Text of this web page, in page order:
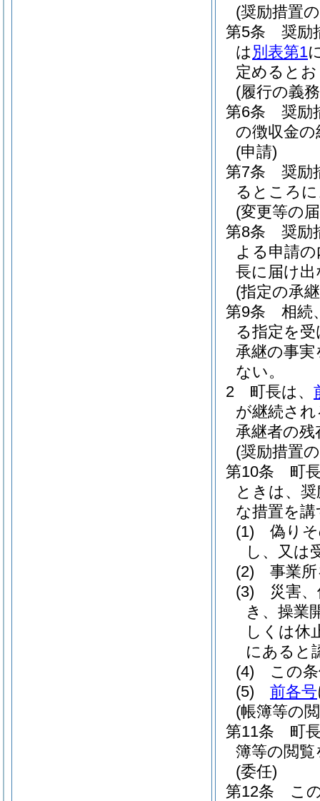
(奨励措置
第5条
奨励
は 別表第1
定めると
(履行の義
第6条
奨励
の徴収金
(申請)
第7条
奨励
るところ
(変更等の
第8条
奨励
よる申請
長に届け
(指定の承
第9条
相続
る指定を
承継の事
ない。
2
町長は、
が継続さ
承継者の
(奨励措置
第10条
町
ときは、
な措置を
(1)
偽り
し、又は
(2)
事業
(3)
災害
き、操業
しくは休
にあると
(4)
この
(5)
前各号
(帳簿等の
第11条
町
簿等の閲
(委任)
第12条
こ